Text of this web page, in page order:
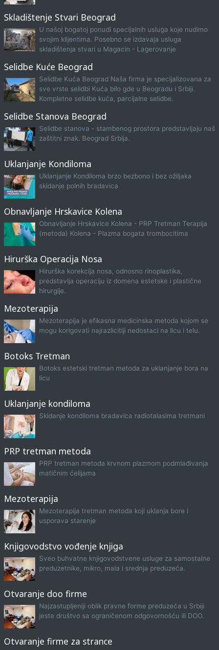
Skladištenje Stvari Beograd
U našoj bogatoj ponudi specijalnih usluga koje nudimo
svojim klijentima. Posebno se izdavaja usluga
skladištenja stvari u Magacin - Lagerovanje
Selidbe Kuće Beograd
Selidbe Kuća Beograd Naša firma je specijalizovana za
sve vrste selidbi Kuća bilo gde u Beogradu i Srbiji.
Kompletne selidbe kuća, parcijalne selidbe.
Selidbe Stanova Beograd
Selidbe stanova - stambenog prostora predstavljaju naš
zaštitni znak. Beograd Srbija.
Uklanjanje Kondiloma
Uklanjanje Kondiloma brzo bezbono i bez ožiljaka
skidanje polnih bradavica
Obnavljanje Hrskavice Kolena
Obnavljanje Hrskavice Kolena - PRP Tretman Terapija
(metoda) Kolena - Plazma bogata trombocitima
Hirurška Operacija Nosa
Hirurška korekcija nosa, odnosno rinoplastika,
predstavlja operaciju iz domena estetske i plastične
hirurgije.
Mezoterapija
Mezoterapija je efikasna medicinska metoda kojom se
mogu korigovati najrazlicitiji nedostaci na licu i telu.
Botoks Tretman
Botoks estetski tretman metoda za uklanjanje bora na
licu
Uklanjanje kondiloma
Skidanje kondiloma bradavica radiotalasima tretmani
PRP tretman metoda
PRP tretman metoda krvnom plazmom podmlađivanja
matičnim ćelijama
Mezoterapija
Mezoterapija tretman metoda koji uklanja bore i
usporava starenje
Knjigovodstvo vođenje knjiga
Sveo buhvatne knjigovodstvene usluge za samostalne
preduzetnike, mikro, mala i srednja preduzeća.
Otvaranje doo firme
Najzastupljeniji oblik pravne forme preduzeća u Srbiji
jeste društvo sa ograničenom odgovornošću ili DOO.
Otvaranje firme za strance